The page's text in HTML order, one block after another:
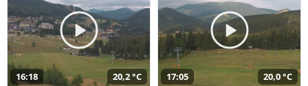
16:18 20,2 °C 17:05 20,0 °C